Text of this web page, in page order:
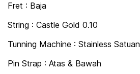
Fret : Baja
String : Castle Gold 0.10
Tunning Machine : Stainless Satuan
Pin Strap : Atas & Bawah